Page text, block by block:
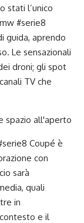
stati l’unico
#serie8
guida, aprendo
Le sensazionali
droni; gli spot
TV che
Coupé è
con
sarà
quali
in
e il